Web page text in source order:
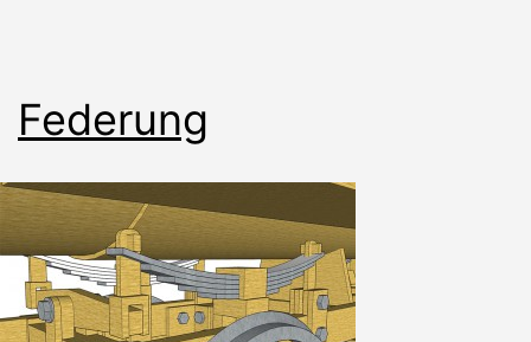
Federung